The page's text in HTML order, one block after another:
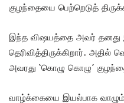
குழந்தையை பெற்றெடுத்
இந்த விஷயத்தை அவர் தனது
தெரிவித்திருக்கிறார். அதில்
அவரது ‘கொழு கொழு’
வாழ்க்கையை இயல்பாக வாழும்